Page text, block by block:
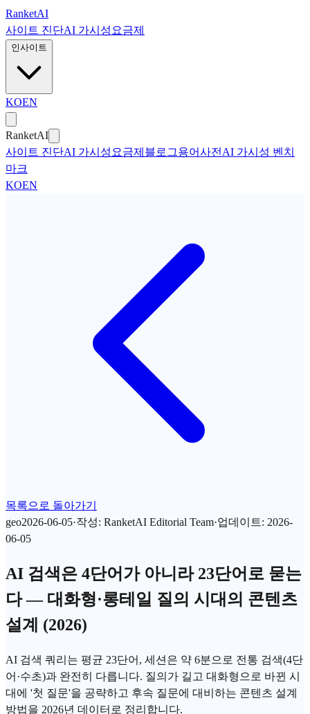
본문으로 건너뛰기
RanketAI
사이트 진단AI 가시성 요금제
인사이트
KOEN
RanketAI
사이트 진단AI 가시성 요금제 블로그용어사전 AI 가시성 벤치
마크
KOEN
목록으로 돌아가기
geo2026-06-05·작성: RanketAI Editorial Team·업데이트: 2026-
06-05
AI 검색은 4단어가 아니라 23단어로 묻는
다 — 대화형·롱테일 질의 시대의 콘텐츠
설계 (2026)
AI 검색 쿼리는 평균 23단어, 세션은 약 6분으로 전통 검색(4단
어·수초)과 완전히 다릅니다. 질의가 길고 대화형으로 바뀐 시
대에 '첫 질문'을 공략하고 후속 질문에 대비하는 콘텐츠 설계
방법을 2026년 데이터로 정리합니다.